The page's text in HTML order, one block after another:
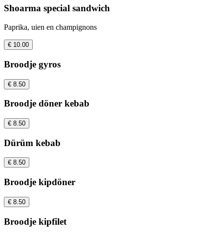
Shoarma special sandwich
Paprika, uien en champignons
€ 10.00
Broodje gyros
€ 8.50
Broodje döner kebab
€ 8.50
Dürüm kebab
€ 8.50
Broodje kipdöner
€ 8.50
Broodje kipfilet